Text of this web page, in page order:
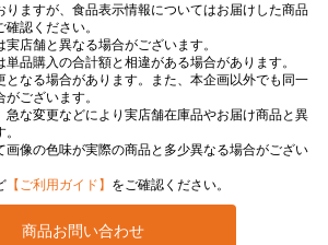
りますが、食品表示情報についてはお届けした商品
認ください。
店舗と異なる場合がございます。
品購入の合計額と相違がある場合があります。
となる場合があります。また、本企画以外でも同一
ございます。
急な変更などにより実店舗在庫品やお届け商品と異
画像の色味が実際の商品と多少異なる場合がござい
【ご利用ガイド】 をご確認ください。
商品お問い合わせ